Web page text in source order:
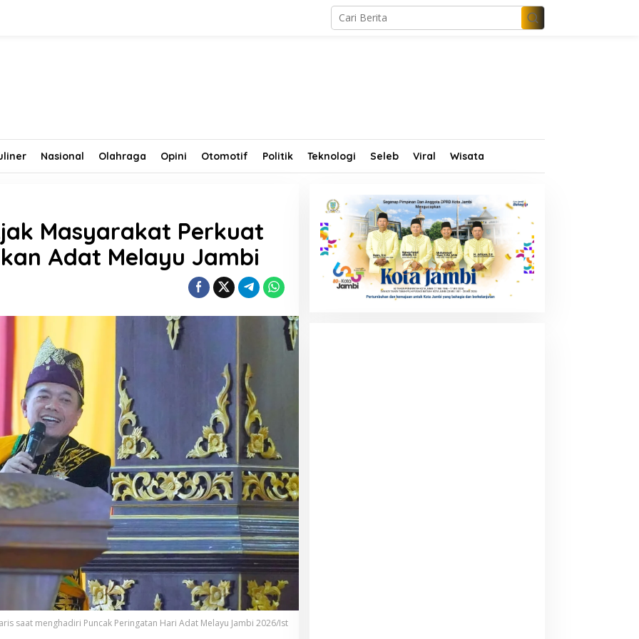
Nasional Olahraga Opini Otomotif Politik Teknologi Seleb Viral Wisata
Masyarakat Perkuat
Adat Melayu Jambi
saat menghadiri Puncak Peringatan Hari Adat Melayu Jambi 2026/Ist